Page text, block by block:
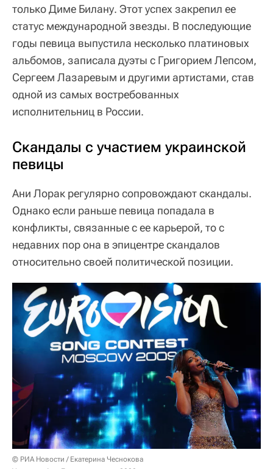
только Диме Билану. Этот успех закрепил ее
статус международной звезды. В последующие
годы певица выпустила несколько платиновых
альбомов, записала дуэты с Григорием Лепсом,
Сергеем Лазаревым и другими артистами, став
одной из самых востребованных
исполнительниц в России.
Скандалы с участием украинской
певицы
Ани Лорак регулярно сопровождают скандалы.
Однако если раньше певица попадала в
конфликты, связанные с ее карьерой, то с
недавних пор она в эпицентре скандалов
относительно своей политической позиции.
© РИА Новости / Екатерина Чеснокова